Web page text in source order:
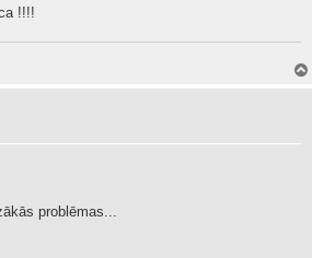
!!!!
problēmas...